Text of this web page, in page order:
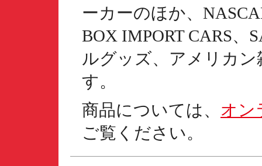
ーカーのほか、
BOX IMPORT CARS、
ルグッズ、アメリカ
す。
商品については、 オン
ご覧ください。